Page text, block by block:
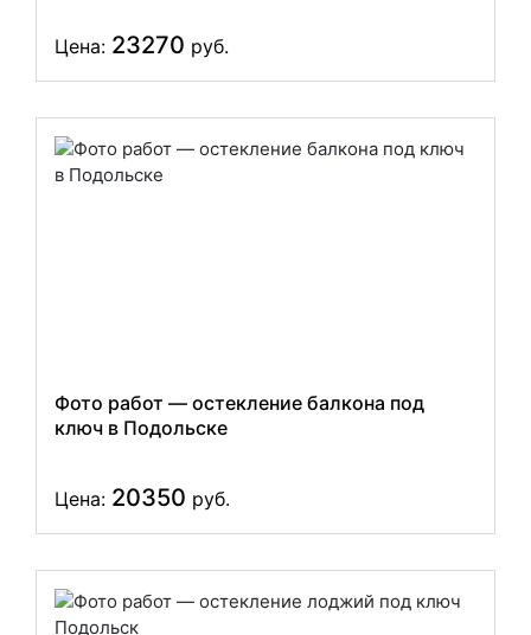
Цена: 23270 руб.
Фото работ — остекление балкона под
ключ в Подольске
Цена: 20350 руб.